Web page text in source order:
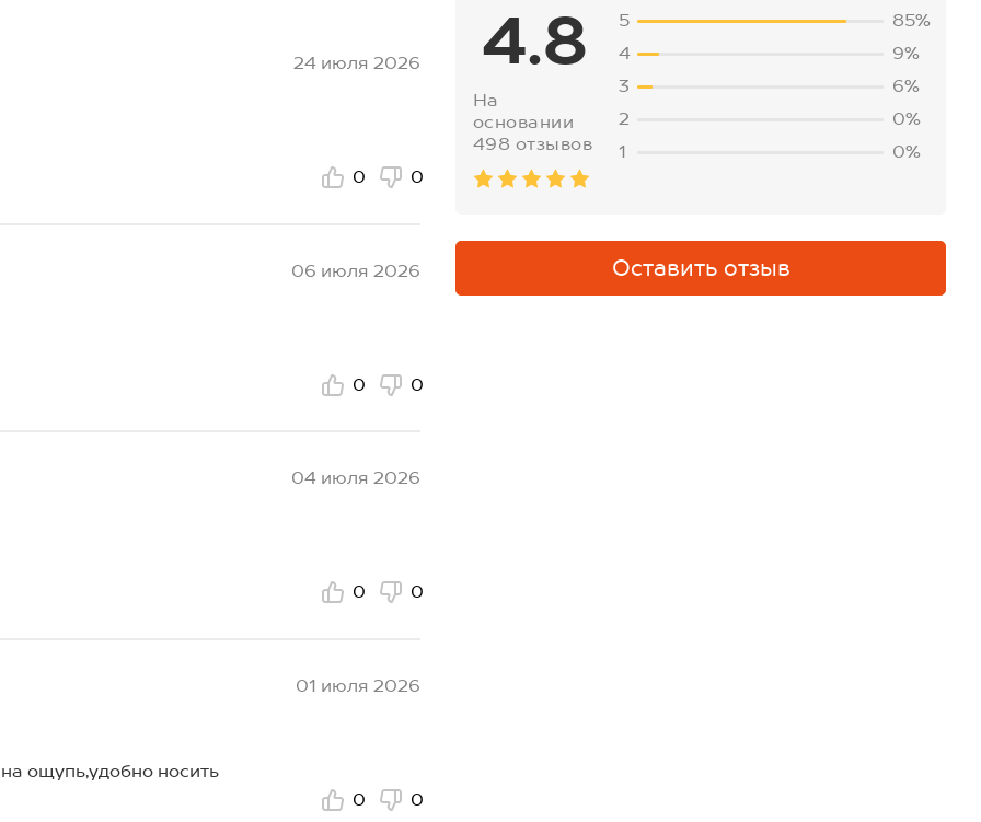
4.8
На
основании
498 отзывов
5
85%
4
9%
3
6%
2
0%
1
0%
Оставить отзыв
24 июля 2026
0 0
06 июля 2026
0 0
04 июля 2026
0 0
01 июля 2026
ощупь,удобно носить
0
0